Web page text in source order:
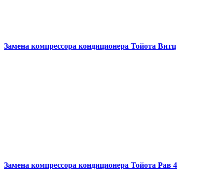
Замена компрессора кондиционера Тойота Витц
Замена компрессора кондиционера Тойота Рав 4